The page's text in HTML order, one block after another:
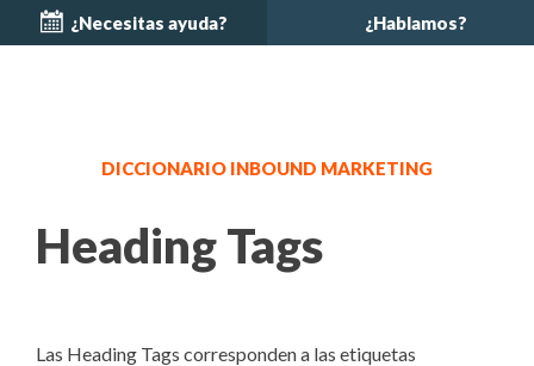
¿Necesitas ayuda? ¿Hablamos?
DICCIONARIO INBOUND MARKETING
Heading Tags
Las Heading Tags corresponden a las etiquetas